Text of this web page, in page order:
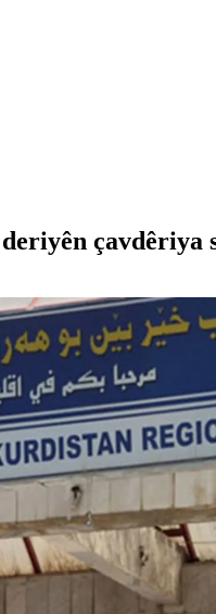
çavdêriya